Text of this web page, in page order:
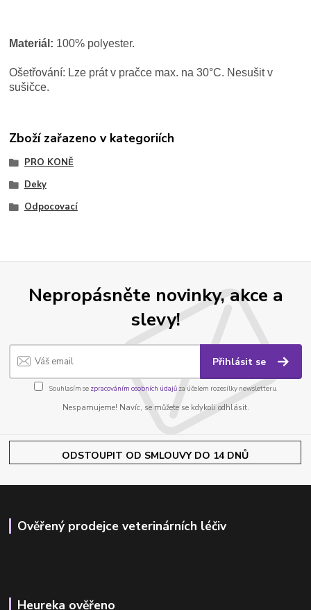
Materiál: 100% polyester.
Ošetřování: Lze prát v pračce max. na 30°C. Nesušit v
sušičce.
Zboží zařazeno v kategoriích
PRO KONĚ
Deky
Odpocovací
Nepropásněte novinky, akce a
slevy!
Přihlásit se
Souhlasím se zpracováním osobních údajůza účelem rozesílky newsletteru.
Nespamujeme! Navíc, se můžete se kdykoli odhlásit.
ODSTOUPIT OD SMLOUVY DO 14 DNŮ
Ověřený prodejce veterinárních léčiv
Heureka ověřeno